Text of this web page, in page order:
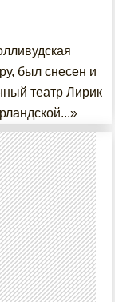
был снесен и
театр Лирик